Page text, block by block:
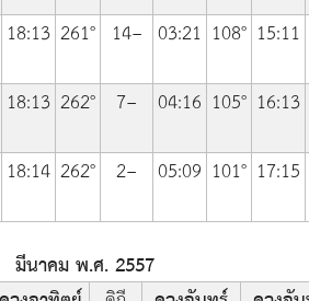
18:13 261° 14− 03:21 108° 15:11
18:13 262° 7− 04:16 105° 16:13
18:14 262° 2− 05:09 101° 17:15
มีนาคม พ.ศ. 2557